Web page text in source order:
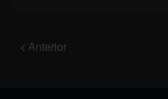
Anterior